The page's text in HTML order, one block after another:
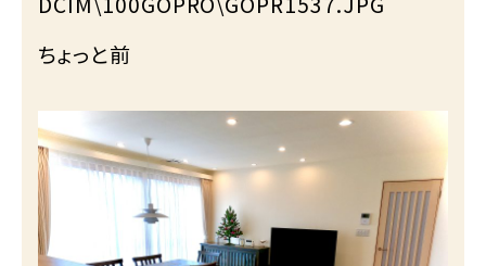
ちょっと前